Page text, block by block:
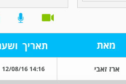
מאת תאריך
ארז זאבי 14:16 12/08/16